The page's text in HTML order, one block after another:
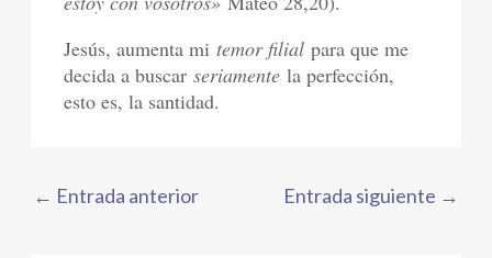
Jesús, aumenta mitemor filialpara que me
decida a buscarseriamentela perfección,
esto es, la santidad.
← Entrada anterior Entrada siguiente →